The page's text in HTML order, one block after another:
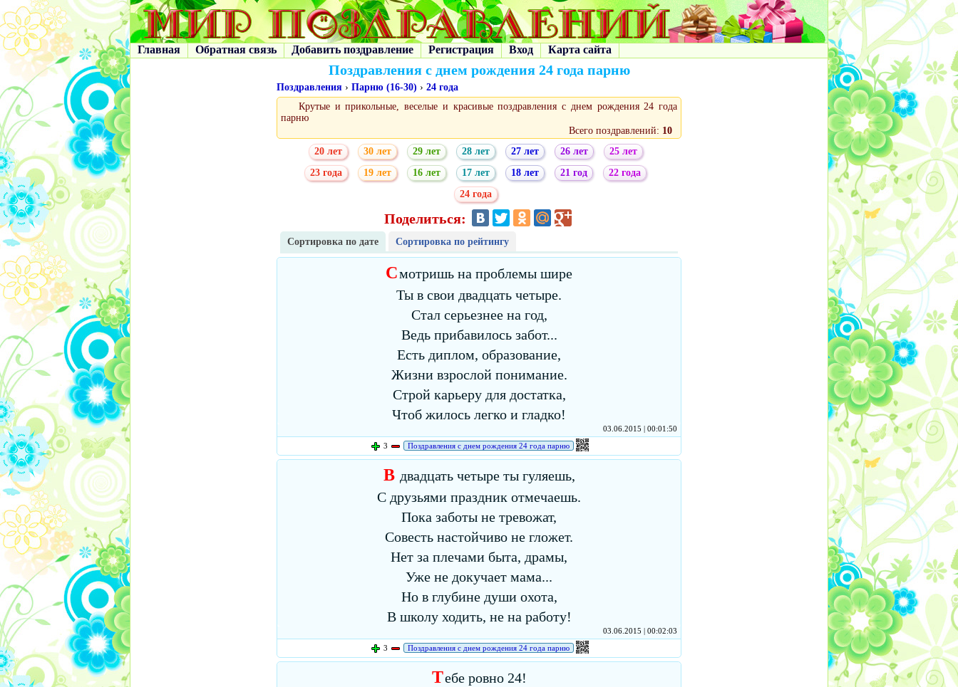
Главная Обратная связь Добавить поздравление Регистрация Вход Карта сайта
Поздравления с днем рождения 24 года парню
Поздравления › Парню (16-30) › 24 года
Крутые и прикольные, веселые и красивые поздравления с днем рождения 24 года
парню
Всего поздравлений: 10
20 лет
30 лет 29 лет 28 лет 27 лет 26 лет
25 лет
23 года
19 лет 16 лет 17 лет 18 лет 21 год
22 года
24 года
Поделиться:
Сортировка по дате Сортировка по рейтингу
Смотришь на проблемы шире
Ты в свои двадцать четыре.
Стал серьезнее на год,
Ведь прибавилось забот...
Есть диплом, образование,
Жизни взрослой понимание.
Строй карьеру для достатка,
Чтоб жилось легко и гладко!
03.06.2015 | 00:01:50
3
Поздравления с днем рождения 24 года парню
В двадцать четыре ты гуляешь,
С друзьями праздник отмечаешь.
Пока заботы не тревожат,
Совесть настойчиво не гложет.
Нет за плечами быта, драмы,
Уже не докучает мама...
Но в глубине души охота,
В школу ходить, не на работу!
03.06.2015 | 00:02:03
3
Поздравления с днем рождения 24 года парню
Тебе ровно 24!